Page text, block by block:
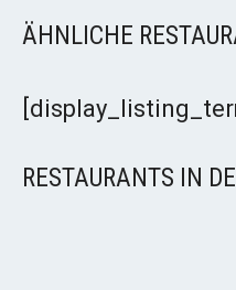
ÄHNLICHE
RESTAURANTS IN